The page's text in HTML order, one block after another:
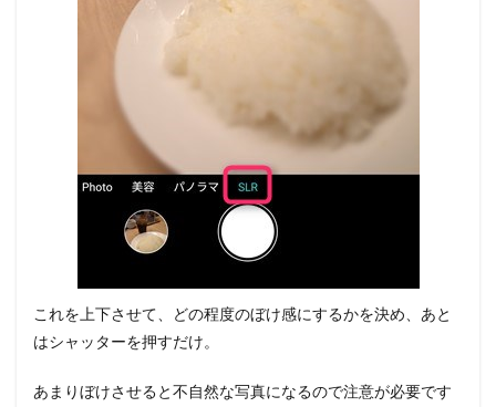
これを上下させて、どの程度のぼけ感にするかを決め、あと
はシャッターを押すだけ。
あまりぼけさせると不自然な写真になるので注意が必要です